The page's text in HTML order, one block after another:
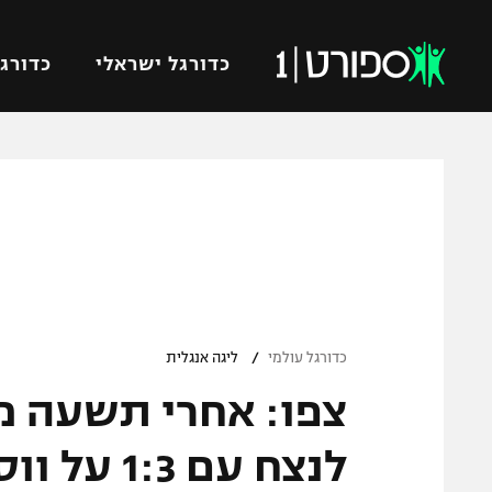
כדורגל ישראלי
ברחבה
"מעל הליגה" – פודקאסט
"מחצית בשכונה" – פודקאסט
מכבי
בית"ר
כדורגל עולמי / ליגה אנגלית
צפו: אחרי תשעה
לנצח עם 1:3 על ווסטהאם